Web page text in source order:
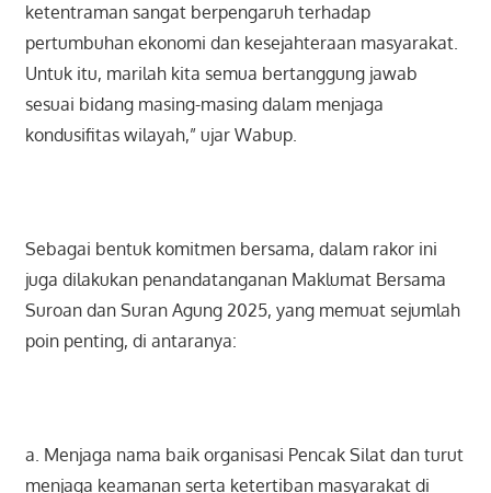
ketentraman sangat berpengaruh terhadap
pertumbuhan ekonomi dan kesejahteraan masyarakat.
Untuk itu, marilah kita semua bertanggung jawab
sesuai bidang masing-masing dalam menjaga
kondusifitas wilayah,” ujar Wabup.
Sebagai bentuk komitmen bersama, dalam rakor ini
juga dilakukan penandatanganan Maklumat Bersama
Suroan dan Suran Agung 2025, yang memuat sejumlah
poin penting, di antaranya:
a. Menjaga nama baik organisasi Pencak Silat dan turut
menjaga keamanan serta ketertiban masyarakat di